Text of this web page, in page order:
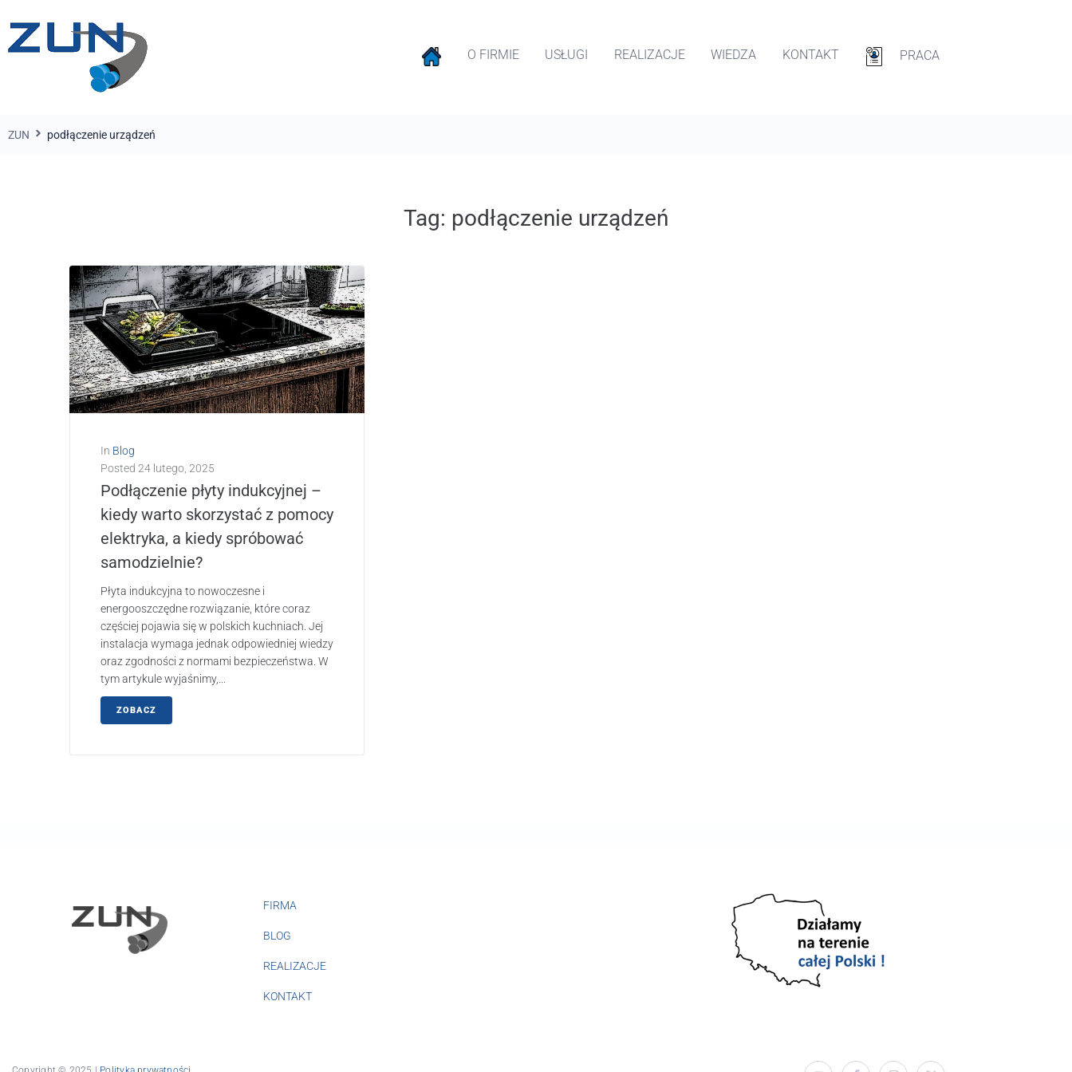
O FIRMIE USŁUGI REALIZACJE WIEDZA KONTAKT PRACA
ZUN podłączenie urządzeń
Tag: podłączenie urządzeń
In Blog
Posted 24 lutego, 2025
Podłączenie płyty indukcyjnej –
kiedy warto skorzystać z pomocy
elektryka, a kiedy spróbować
samodzielnie?
Płyta indukcyjna to nowoczesne i
energooszczędne rozwiązanie, które coraz
częściej pojawia się w polskich kuchniach. Jej
instalacja wymaga jednak odpowiedniej wiedzy
oraz zgodności z normami bezpieczeństwa. W
tym artykule wyjaśnimy,...
ZOBACZ
FIRMA
BLOG
REALIZACJE
KONTAKT